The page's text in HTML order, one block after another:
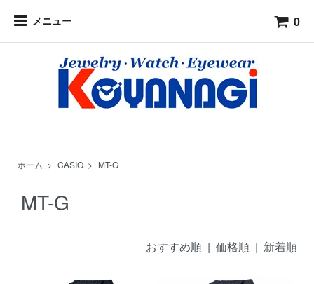
メニュー 0
ホーム > CASIO > MT-G
MT-G
おすすめ順 | 価格順| 新着順